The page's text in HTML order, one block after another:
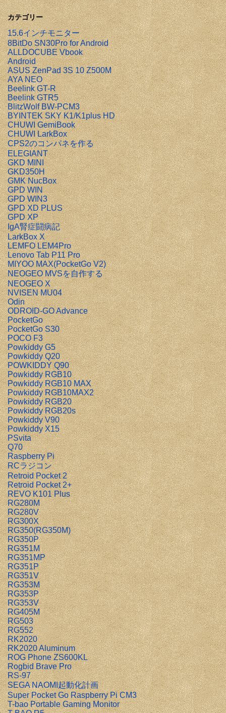
カテゴリー
15.6インチモニター
8BitDo SN30Pro for Android
ALLDOCUBE Vbook
Android
ASUS ZenPad 3S 10 Z500M
AYA NEO
Beelink GT-R
Beelink GTR5
BlitzWolf BW-PCM3
BYINTEK SKY K1/K1plus HD
CHUWI GemiBook
CHUWI LarkBox
CPS2のコンパネを作る
ELEGIANT
GKD MINI
GKD350H
GMK NucBox
GPD WIN
GPD WIN3
GPD XD PLUS
GPD XP
IgA腎症闘病記
LarkBox X
LEMFO LEM4Pro
Lenovo Tab P11 Pro
MIYOO MAX(PocketGo V2)
NEOGEO MVSを自作する
NEOGEO X
NVISEN MU04
Odin
ODROID-GO Advance
PocketGo
PocketGo S30
POCO F3
Powkiddy G5
Powkiddy Q20
POWKIDDY Q90
Powkiddy RGB10
Powkiddy RGB10 MAX
Powkiddy RGB10MAX2
Powkiddy RGB20
Powkiddy RGB20s
Powkiddy V90
Powkiddy X15
PSvita
Q70
Raspberry Pi
RCラジコン
Retroid Pocket 2
Retroid Pocket 2+
REVO K101 Plus
RG280M
RG280V
RG300X
RG350(RG350M)
RG350P
RG351M
RG351MP
RG351P
RG351V
RG353M
RG353P
RG353V
RG405M
RG503
RG552
RK2020
RK2020 Aluminum
ROG Phone ZS600KL
Rogbid Brave Pro
RS-97
SEGA NAOMI起動化計画
Super Pocket Go Raspberry Pi CM3
T-bao Portable Gaming Monitor